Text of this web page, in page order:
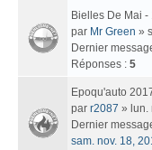
Bielles De Mai -
par Mr Green »
Dernier
Réponses : 5
Epoqu'auto
par r2087 » lun.
Dernier
sam. nov. 18,